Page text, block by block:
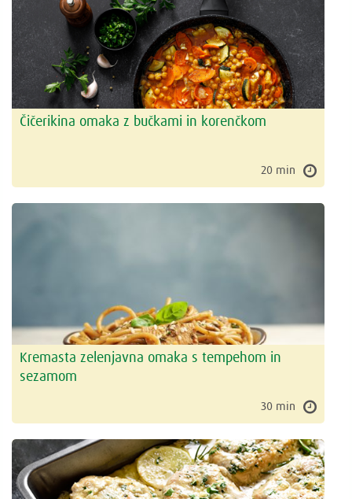
Čičerikina omaka z bučkami in korenčkom
20 min
Kremasta zelenjavna omaka s tempehom in
sezamom
30 min